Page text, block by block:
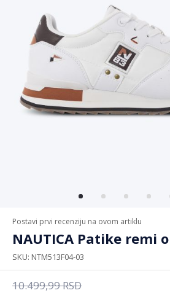
Postavi prvi recenziju na ovom artiklu
NAUTICA Patike remi
SKU NTM513F04-03
10.499,99RSD